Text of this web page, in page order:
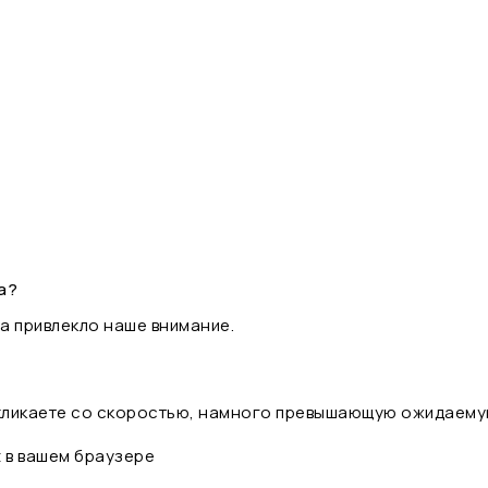
привлекло наше внимание.
со скоростью, намного превышающую
вашем браузере